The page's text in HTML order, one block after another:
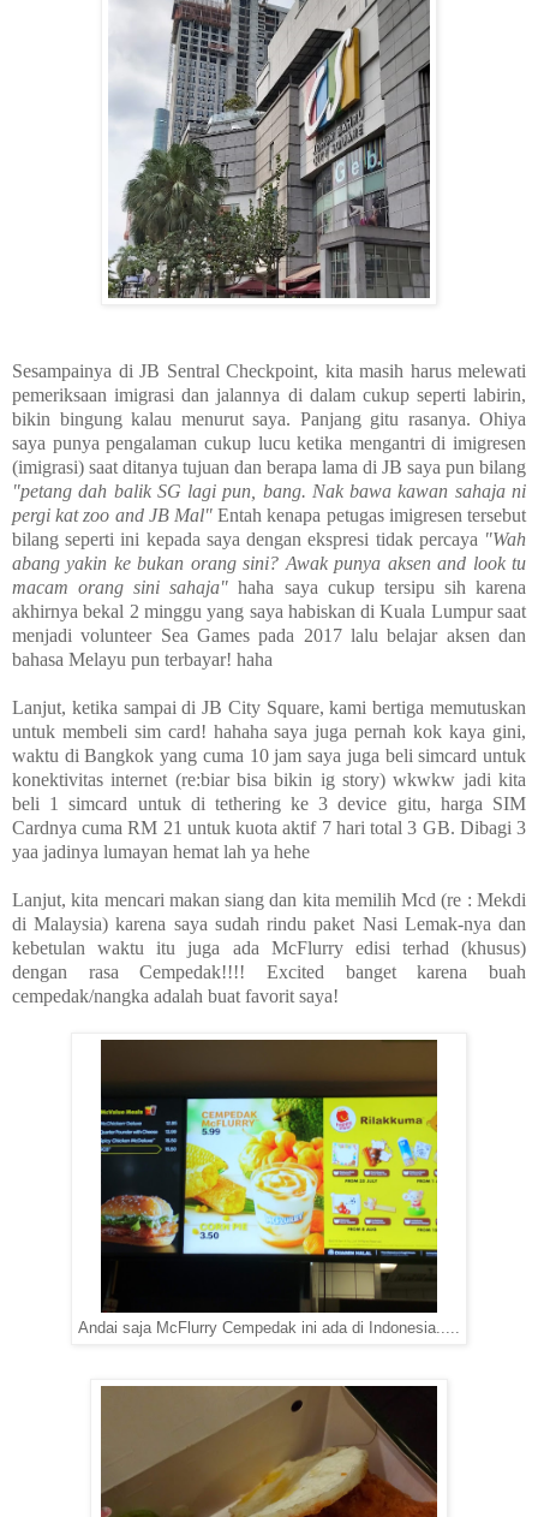
Sesampainya di JB Sentral Checkpoint, kita masih harus melewati
pemeriksaan imigrasi dan jalannya di dalam cukup seperti labirin,
bikin bingung kalau menurut saya. Panjang gitu rasanya. Ohiya
saya punya pengalaman cukup lucu ketika mengantri di imigresen
(imigrasi) saat ditanya tujuan dan berapa lama di JB saya pun bilang
"petang dah balik SG lagi pun, bang. Nak bawa kawan sahaja ni
pergi kat zoo and JB Mal" Entah kenapa petugas imigresen tersebut
bilang seperti ini kepada saya dengan ekspresi tidak percaya "Wah
abang yakin ke bukan orang sini? Awak punya aksen and look tu
macam orang sini sahaja"haha saya cukup tersipu sih karena
akhirnya bekal 2 minggu yang saya habiskan di Kuala Lumpur saat
menjadi volunteer Sea Games pada 2017 lalu belajar aksen dan
bahasa Melayu pun terbayar! haha
Lanjut, ketika sampai di JB City Square, kami bertiga memutuskan
untuk membeli sim card! hahaha saya juga pernah kok kaya gini,
waktu di Bangkok yang cuma 10 jam saya juga beli simcard untuk
konektivitas internet (re:biar bisa bikin ig story) wkwkw jadi kita
beli 1 simcard untuk di tethering ke 3 device gitu, harga SIM
Cardnya cuma RM 21 untuk kuota aktif 7 hari total 3 GB. Dibagi 3
yaa jadinya lumayan hemat lah ya hehe
Lanjut, kita mencari makan siang dan kita memilih Mcd (re : Mekdi
di Malaysia) karena saya sudah rindu paket Nasi Lemak-nya dan
kebetulan waktu itu juga ada McFlurry edisi terhad (khusus)
dengan rasa Cempedak!!!! Excited banget karena buah
cempedak/nangka adalah buat favorit saya!
Andai saja McFlurry Cempedak ini ada di Indonesia.....